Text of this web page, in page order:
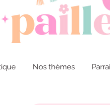
Nos thèmes